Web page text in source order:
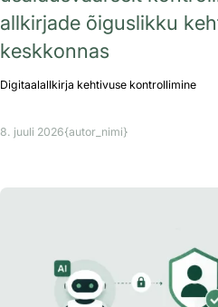
allkirjade õiguslikku
keskkonnas
Digitaalallkirja kehtivuse kontrollimine
8. juuli 2026{autor_nimi}